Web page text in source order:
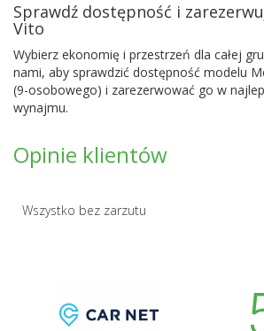
Sprawdź dostępność i
Vito
Wybierz ekonomię i przestrzeń dla całej
nami, aby sprawdzić dostępność modelu
(9-osobowego) i zarezerwować go w
wynajmu.
Opinie klientów
Wszystko bez zarzutu